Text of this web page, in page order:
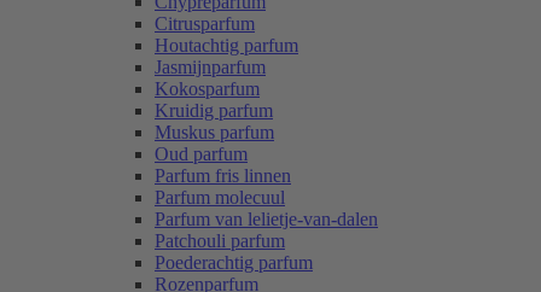
Citrusparfum
Houtachtig parfum
Jasmijnparfum
Kokosparfum
Kruidig parfum
Muskus parfum
Oud parfum
Parfum fris linnen
Parfum molecuul
Parfum van lelietje-van-dalen
Patchouli parfum
Poederachtig parfum
Rozenparfum